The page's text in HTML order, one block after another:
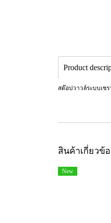
Product
สต๊อปวาวล์ระบบเซ
สินค้าเกี่ยวข้
New